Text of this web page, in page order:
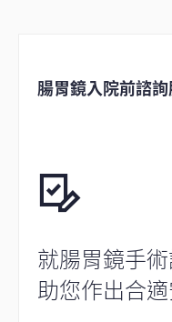
腸胃鏡入院前諮
就腸胃鏡手
助您作出合